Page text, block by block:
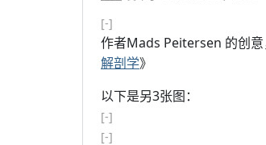
[-]
作者Mads Peitersen 的创
解剖学》
以下是另3张图：
[-]
[-]